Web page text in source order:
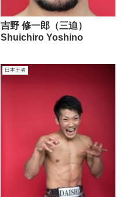
吉野 修一郎（三迫）
Shuichiro Yoshino
日本王者